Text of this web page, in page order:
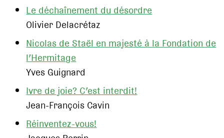
Le déchaînement du désordre
Olivier Delacrétaz
Nicolas de Staël en majesté à la Fondation de
l’Hermitage
Yves Guignard
Ivre de joie? C’est interdit!
Jean-François Cavin
Réinventez-vous!